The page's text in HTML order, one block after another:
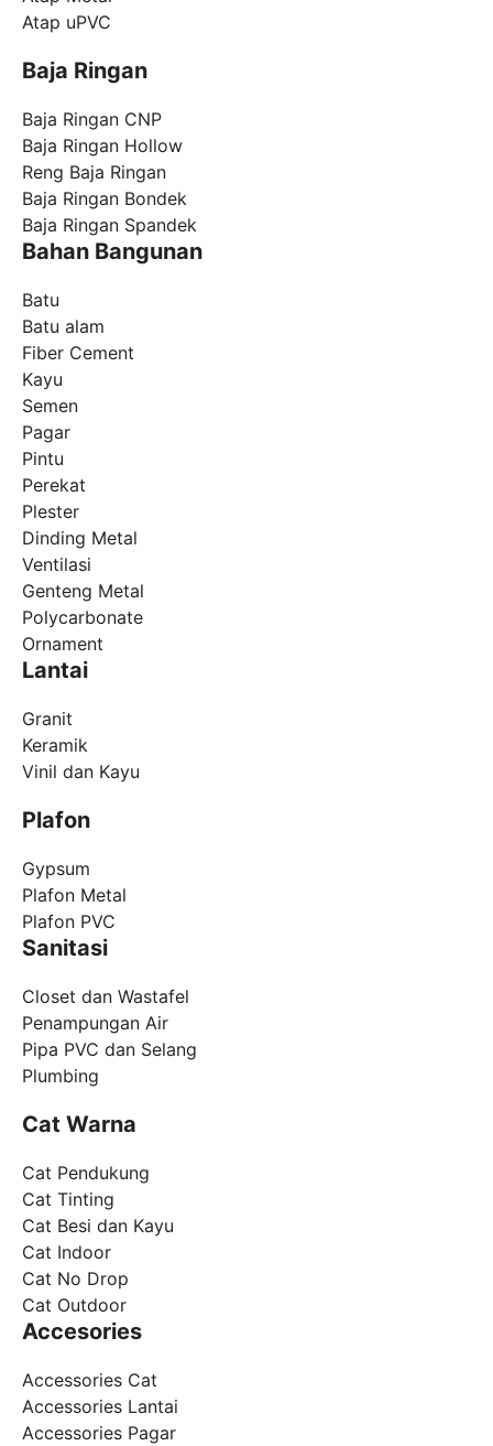
Atap uPVC
Baja Ringan
Baja Ringan CNP
Baja Ringan Hollow
Reng Baja Ringan
Baja Ringan Bondek
Baja Ringan Spandek
Bahan Bangunan
Batu
Batu alam
Fiber Cement
Kayu
Semen
Pagar
Pintu
Perekat
Plester
Dinding Metal
Ventilasi
Genteng Metal
Polycarbonate
Ornament
Lantai
Granit
Keramik
Vinil dan Kayu
Plafon
Gypsum
Plafon Metal
Plafon PVC
Sanitasi
Closet dan Wastafel
Penampungan Air
Pipa PVC dan Selang
Plumbing
Cat Warna
Cat Pendukung
Cat Tinting
Cat Besi dan Kayu
Cat Indoor
Cat No Drop
Cat Outdoor
Accesories
Accessories Cat
Accessories Lantai
Accessories Pagar